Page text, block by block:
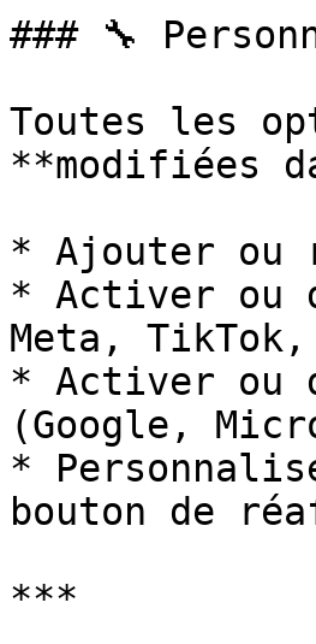
### 🔧
Toutes les
**modifiées
* Ajouter ou
* Activer ou
Meta,
* Activer ou
(Google,
*
bouton de
***